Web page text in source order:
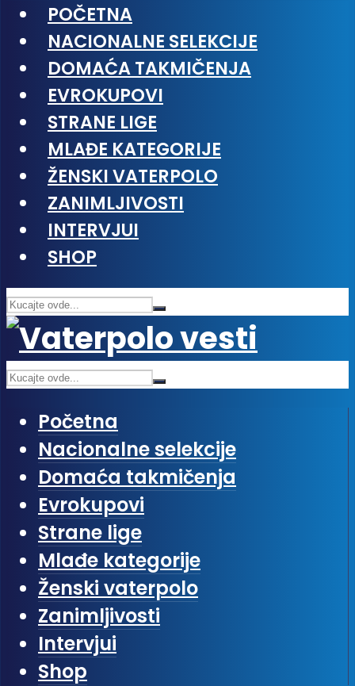
POČETNA
NACIONALNE SELEKCIJE
DOMAĆA TAKMIČENJA
EVROKUPOVI
STRANE LIGE
MLAĐE KATEGORIJE
ŽENSKI VATERPOLO
ZANIMLJIVOSTI
INTERVJUI
SHOP
Početna
Nacionalne selekcije
Domaća takmičenja
Evrokupovi
Strane lige
Mlađe kategorije
Ženski vaterpolo
Zanimljivosti
Intervjui
Shop